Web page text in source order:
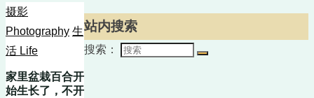
摄影
Photography 生
活 Life
家里盆栽百合开
始生长了，不开
站内搜索
搜索：